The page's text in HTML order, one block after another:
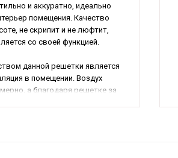
и аккуратно, идеально
помещения. Качество
не скрипит и не люфтит,
со своей функцией.
данной решетки является
в помещении. Воздух
а благодаря решетке за